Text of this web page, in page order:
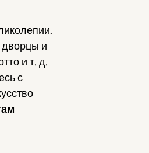
дворцы и
и т. д.
с